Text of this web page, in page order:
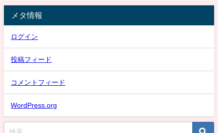
メタ情報
ログイン
投稿フィード
コメントフィード
WordPress.org